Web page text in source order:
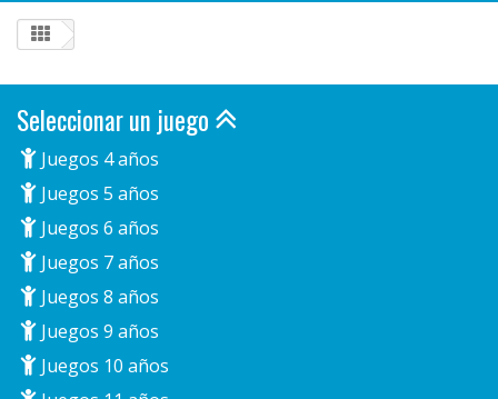
Seleccionar un juego
Juegos 4 años
Juegos 5 años
Juegos 6 años
Juegos 7 años
Juegos 8 años
Juegos 9 años
Juegos 10 años